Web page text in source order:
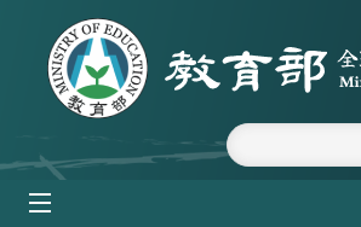
跳到主要內容區塊